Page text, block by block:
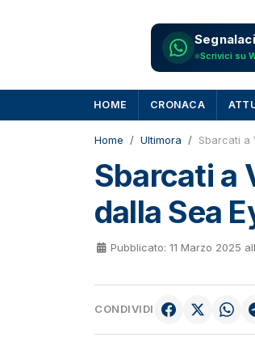
Scrivici su
HOME CRONACA
Home Ultimora Sbarcati a
Sbarcati a
dalla Sea
Pubblicato: 11 Marzo 2025
CONDIVIDI